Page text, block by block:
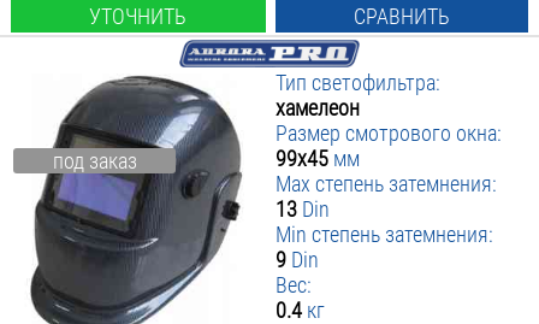
УТОЧНИТЬ СРАВНИТЬ
под заказ
Тип светофильтра:
хамелеон
Размер смотрового окна:
99х45 мм
Max степень затемнения:
13 Din
Min степень затемнения:
9 Din
Вес:
0.4 кг